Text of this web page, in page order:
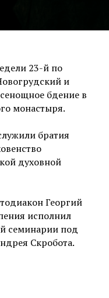
23-й по
и
бдение в
монастыря.
братия
духовной
Георгий
исполнил
семинарии под
Скробота.